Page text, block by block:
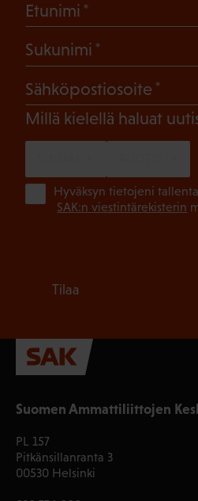
Suomen Ammattiliittojen
PL 157
Pitkänsillanranta 3
00530 Helsinki
Etunimi
Sukunimi
Sähköpostiosoite
Millä kielellä haluat
Hyväksyn tietojeni
SAK:n viestintärekisterin
Tilaa